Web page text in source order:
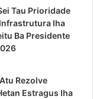
Tau Prioridade
Iha
Ba Presidente
Rezolve
Estragus Iha